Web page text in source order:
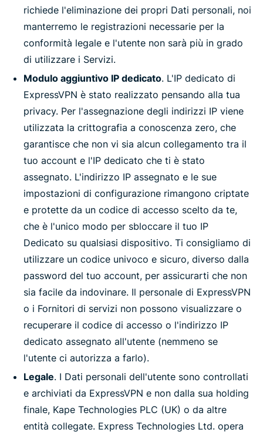
richiede l'eliminazione dei propri Dati personali, noi
manterremo le registrazioni necessarie per la
conformità legale e l'utente non sarà più in grado
di utilizzare i Servizi.
Modulo aggiuntivo IP dedicato. L'IP dedicato di
ExpressVPN è stato realizzato pensando alla tua
privacy. Per l'assegnazione degli indirizzi IP viene
utilizzata la crittografia a conoscenza zero, che
garantisce che non vi sia alcun collegamento tra il
tuo account e l'IP dedicato che ti è stato
assegnato. L'indirizzo IP assegnato e le sue
impostazioni di configurazione rimangono criptate
e protette da un codice di accesso scelto da te,
che è l'unico modo per sbloccare il tuo IP
Dedicato su qualsiasi dispositivo. Ti consigliamo di
utilizzare un codice univoco e sicuro, diverso dalla
password del tuo account, per assicurarti che non
sia facile da indovinare. Il personale di ExpressVPN
o i Fornitori di servizi non possono visualizzare o
recuperare il codice di accesso o l'indirizzo IP
dedicato assegnato all'utente (nemmeno se
l'utente ci autorizza a farlo).
Legale. I Dati personali dell'utente sono controllati
e archiviati da ExpressVPN e non dalla sua holding
finale, Kape Technologies PLC (UK) o da altre
entità collegate. Express Technologies Ltd. opera